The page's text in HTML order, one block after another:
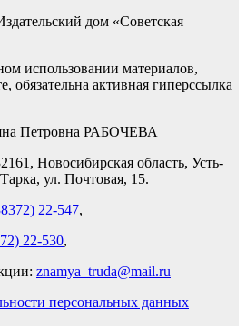
дом «Советская
использовании материалов,
обязательна активная гиперссылка
Петровна РАБОЧЕВА
Новосибирская область, Усть-
ул. Почтовая, 15.
22-547,
22-530,
znamya_truda@mail.ru
персональных данных